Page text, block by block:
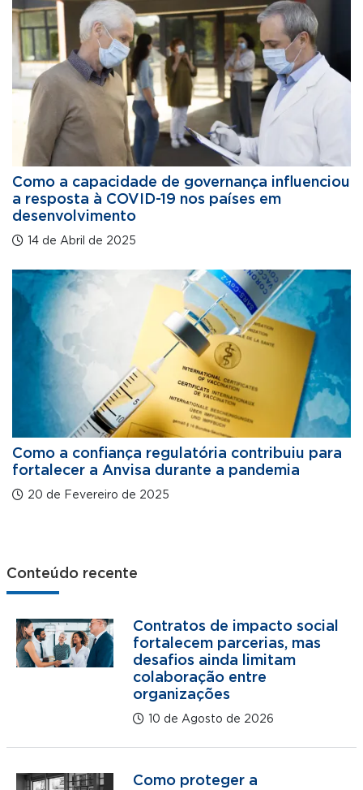
Como a capacidade de governança influenciou
a resposta à COVID-19 nos países em
desenvolvimento
14 de Abril de 2025
Como a confiança regulatória contribuiu para
fortalecer a Anvisa durante a pandemia
20 de Fevereiro de 2025
Conteúdo recente
Contratos de impacto social
fortalecem parcerias, mas
desafios ainda limitam
colaboração entre
organizações
10 de Agosto de 2026
Como proteger a